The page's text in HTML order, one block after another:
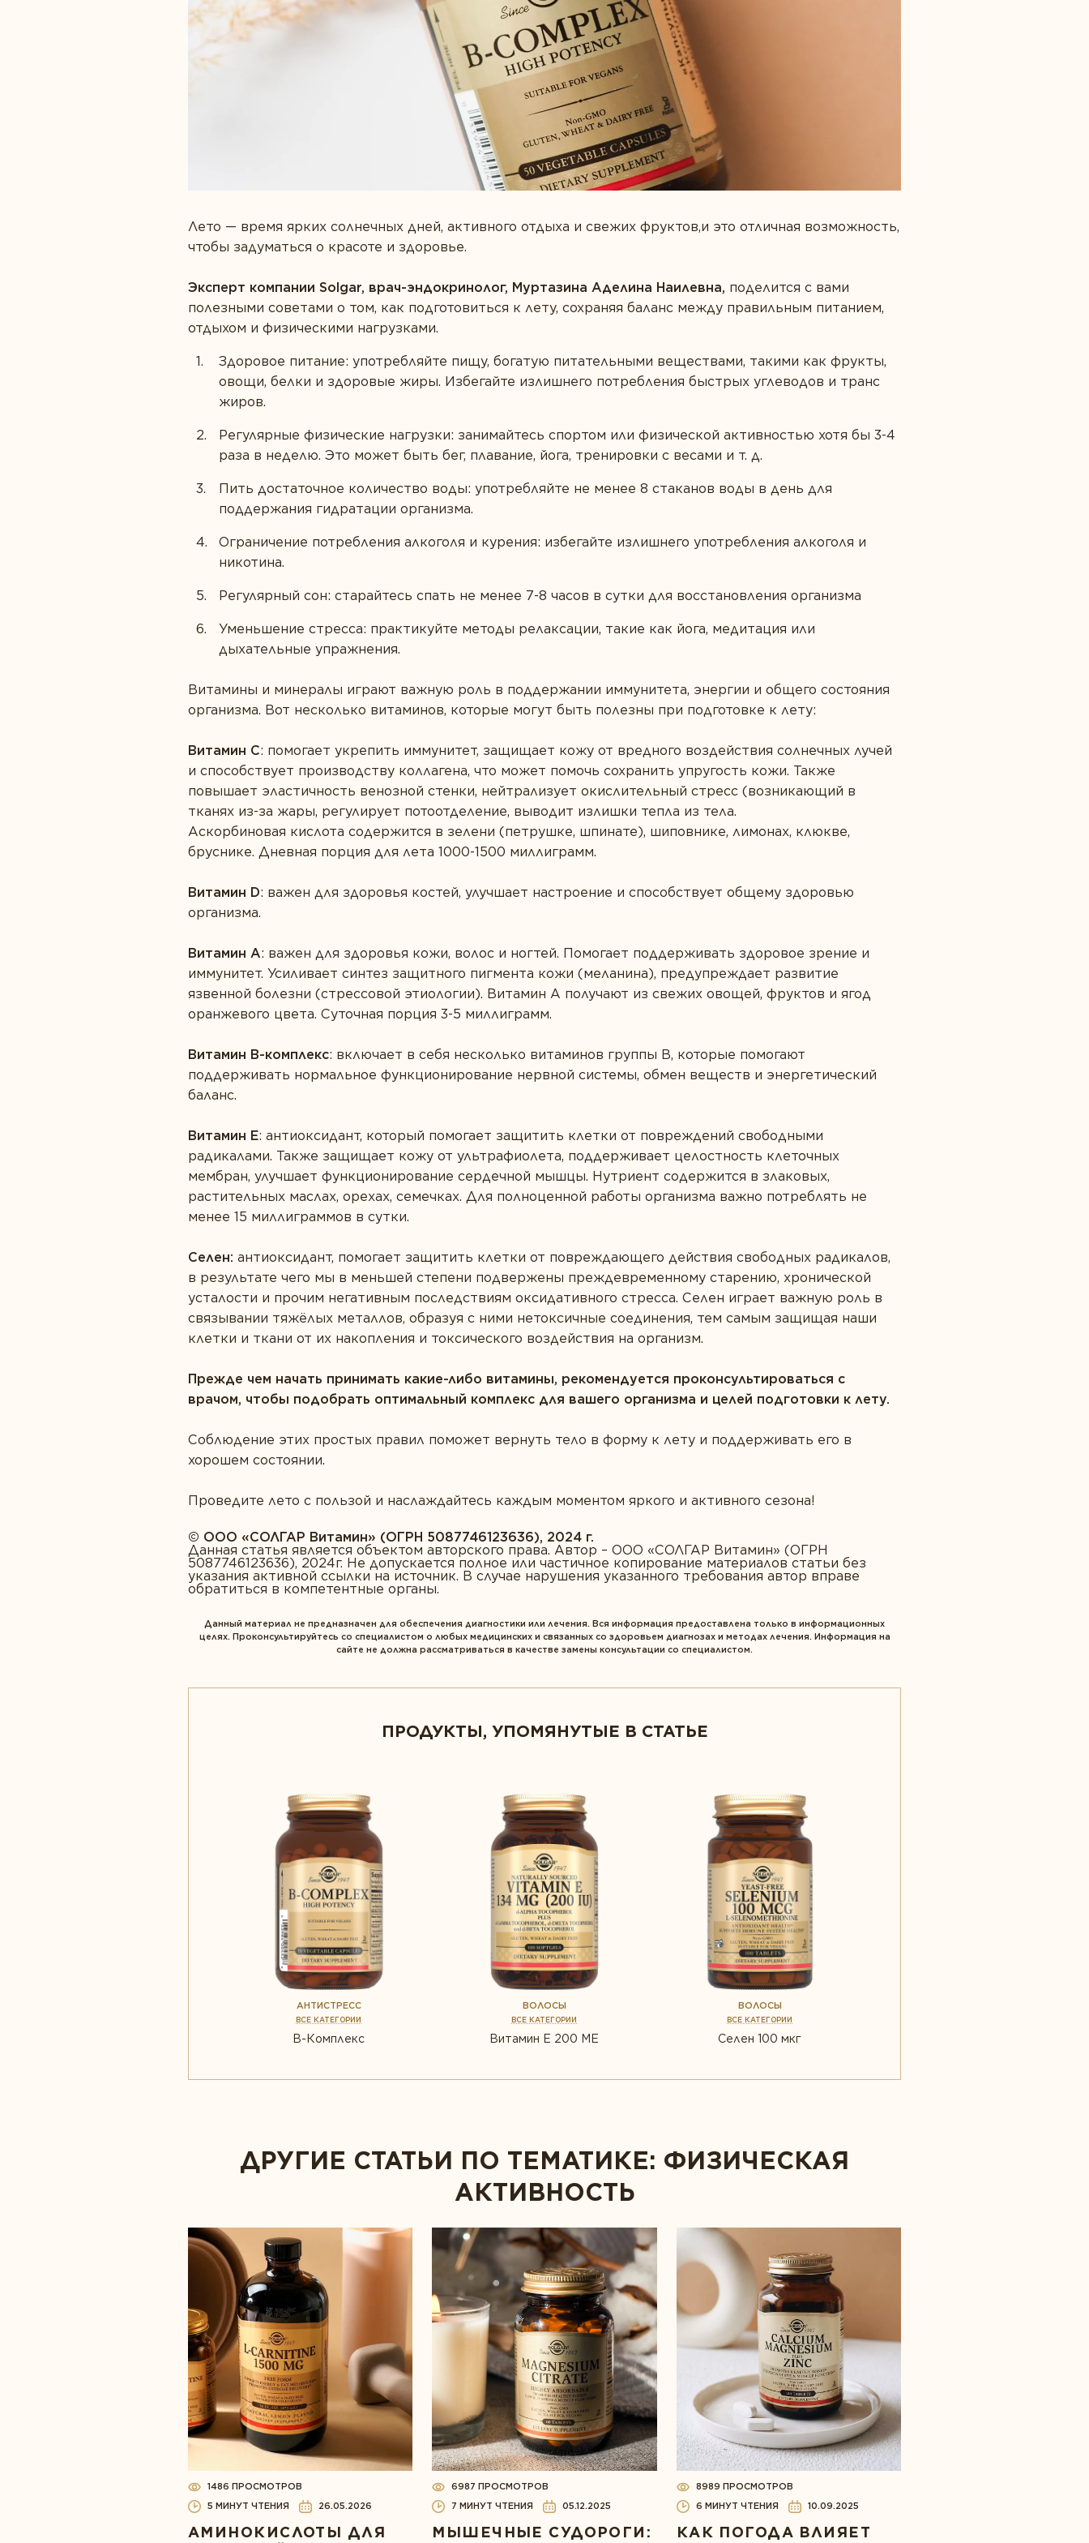
Пробиотики
Спорт и фитнес
Пробиотики
Лето — время ярких солнечных дней, активного отдыха и свежих фруктов,и это отличная возможность,
чтобы задуматься о красоте и здоровье.
Эксперт компании Solgar, врач-эндокринолог, Муртазина Аделина Наилевна, поделится с вами
полезными советами о том, как подготовиться к лету, сохраняя баланс между правильным питанием,
отдыхом и физическими нагрузками.
Здоровое питание: употребляйте пищу, богатую питательными веществами, такими как фрукты,
овощи, белки и здоровые жиры. Избегайте излишнего потребления быстрых углеводов и транс
жиров.
Регулярные физические нагрузки: занимайтесь спортом или физической активностью хотя бы 3-4
раза в неделю. Это может быть бег, плавание, йога, тренировки с весами и т. д.
Пить достаточное количество воды: употребляйте не менее 8 стаканов воды в день для
поддержания гидратации организма.
Ограничение потребления алкоголя и курения: избегайте излишнего употребления алкоголя и
никотина.
Регулярный сон: старайтесь спать не менее 7-8 часов в сутки для восстановления организма
Уменьшение стресса: практикуйте методы релаксации, такие как йога, медитация или
дыхательные упражнения.
Витамины и минералы играют важную роль в поддержании иммунитета, энергии и общего состояния
организма. Вот несколько витаминов, которые могут быть полезны при подготовке к лету:
Витамин С: помогает укрепить иммунитет, защищает кожу от вредного воздействия солнечных лучей
и способствует производству коллагена, что может помочь сохранить упругость кожи. Также
повышает эластичность венозной стенки, нейтрализует окислительный стресс (возникающий в
тканях из-за жары, регулирует потоотделение, выводит излишки тепла из тела.
Аскорбиновая кислота содержится в зелени (петрушке, шпинате), шиповнике, лимонах, клюкве,
бруснике. Дневная порция для лета 1000-1500 миллиграмм.
Витамин D: важен для здоровья костей, улучшает настроение и способствует общему здоровью
организма.
Витамин А: важен для здоровья кожи, волос и ногтей. Помогает поддерживать здоровое зрение и
иммунитет. Усиливает синтез защитного пигмента кожи (меланина), предупреждает развитие
язвенной болезни (стрессовой этиологии). Витамин А получают из свежих овощей, фруктов и ягод
оранжевого цвета. Суточная порция 3-5 миллиграмм.
Витамин В-комплекс: включает в себя несколько витаминов группы В, которые помогают
поддерживать нормальное функционирование нервной системы, обмен веществ и энергетический
баланс.
Витамин Е: антиоксидант, который помогает защитить клетки от повреждений свободными
радикалами. Также защищает кожу от ультрафиолета, поддерживает целостность клеточных
мембран, улучшает функционирование сердечной мышцы. Нутриент содержится в злаковых,
растительных маслах, орехах, семечках. Для полноценной работы организма важно потреблять не
менее 15 миллиграммов в сутки.
Селен: антиоксидант, помогает защитить клетки от повреждающего действия свободных радикалов,
в результате чего мы в меньшей степени подвержены преждевременному старению, хронической
усталости и прочим негативным последствиям оксидативного стресса. Селен играет важную роль в
связывании тяжёлых металлов, образуя с ними нетоксичные соединения, тем самым защищая наши
клетки и ткани от их накопления и токсического воздействия на организм.
Прежде чем начать принимать какие-либо витамины, рекомендуется проконсультироваться с
врачом, чтобы подобрать оптимальный комплекс для вашего организма и целей подготовки к лету.
Соблюдение этих простых правил поможет вернуть тело в форму к лету и поддерживать его в
хорошем состоянии.
Проведите лето с пользой и наслаждайтесь каждым моментом яркого и активного сезона!
© ООО «CОЛГАР Витамин» (ОГРН 5087746123636), 2024 г.
Данная статья является объектом авторского права. Автор – ООО «СОЛГАР Витамин» (ОГРН
5087746123636), 2024г. Не допускается полное или частичное копирование материалов статьи без
указания активной ссылки на источник. В случае нарушения указанного требования автор вправе
обратиться в компетентные органы.
Данный материал не предназначен для обеспечения диагностики или лечения. Вся информация предоставлена только в информационных
целях. Проконсультируйтесь со специалистом о любых медицинских и связанных со здоровьем диагнозах и методах лечения. Информация на
сайте не должна рассматриваться в качестве замены консультации со специалистом.
ПРОДУКТЫ, УПОМЯНУТЫЕ В СТАТЬЕ
АНТИСТРЕСС
ВСЕ КАТЕГОРИИ
B-Комплекс
ВОЛОСЫ
ВСЕ КАТЕГОРИИ
Витамин Е 200 МЕ
ВОЛОСЫ
ВСЕ КАТЕГОРИИ
Селен 100 мкг
ДРУГИЕ СТАТЬИ ПО ТЕМАТИКЕ: ФИЗИЧЕСКАЯ
АКТИВНОСТЬ
1486 ПРОСМОТРОВ
5 МИНУТ ЧТЕНИЯ
26.05.2026
АМИНОКИСЛОТЫ ДЛЯ
6987 ПРОСМОТРОВ
7 МИНУТ ЧТЕНИЯ
05.12.2025
МЫШЕЧНЫЕ СУДОРОГИ:
8989 ПРОСМОТРОВ
6 МИНУТ ЧТЕНИЯ
10.09.2025
КАК ПОГОДА ВЛИЯЕТ